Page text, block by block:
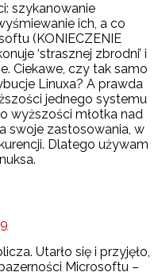
szykanowanie
ich, a co
(KONIECZENIE
‘strasznej zbrodni’ i
Ciekawe, czy tak samo
Linuxa? A prawda
jednego systemu
wyższości młotka nad
swoje zastosowania, w
Dlatego używam
Utarło się i przyjęło,
Microsoftu –